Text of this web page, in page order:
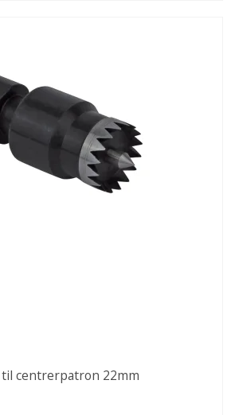
centrerpatron 22mm